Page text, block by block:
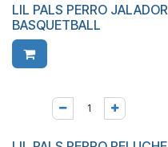
LIL PALS PERRO JALADOR
BASQUETBALL